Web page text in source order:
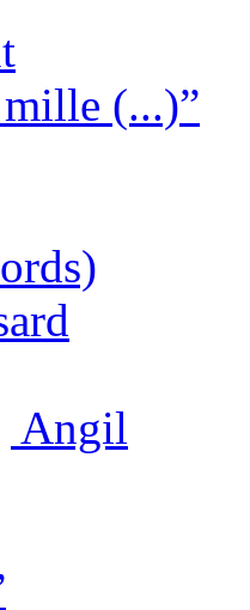
(...)”
Angil